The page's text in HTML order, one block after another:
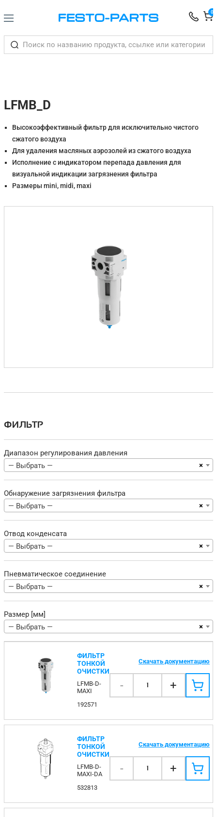
0
LFMB_D
Высокоэффективный фильтр для исключительно чистого
сжатого воздуха
Для удаления масляных аэрозолей из сжатого воздуха
Исполнение с индикатором перепада давления для
визуальной индикации загрязнения фильтра
Размеры mini, midi, maxi
ФИЛЬТР
Диапазон регулирования давления
×
— Выбрать —
Обнаружение загрязнения фильтра
×
— Выбрать —
Отвод конденсата
×
— Выбрать —
Пневматическое соединение
×
— Выбрать —
Размер [мм]
×
— Выбрать —
ФИЛЬТР
ТОНКОЙ
ОЧИСТКИ
LFMB-D-
MAXI
192571
Скачать документацию
- 1 +
ФИЛЬТР
ТОНКОЙ
ОЧИСТКИ
LFMB-D-
MAXI-DA
532813
Скачать документацию
- 1 +